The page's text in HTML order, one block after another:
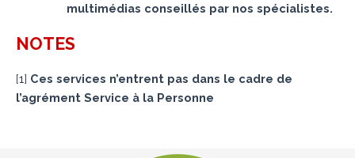
multimédias conseillés par nos spécialistes.
NOTES
[1] Ces services n’entrent pas dans le cadre de
l’agrément Service à la Personne